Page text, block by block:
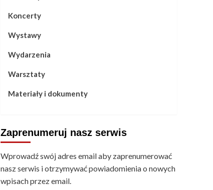
Koncerty
Wystawy
Wydarzenia
Warsztaty
Materiały i dokumenty
Zaprenumeruj nasz serwis
Wprowadź swój adres email aby zaprenumerować
nasz serwis i otrzymywać powiadomienia o nowych
wpisach przez email.